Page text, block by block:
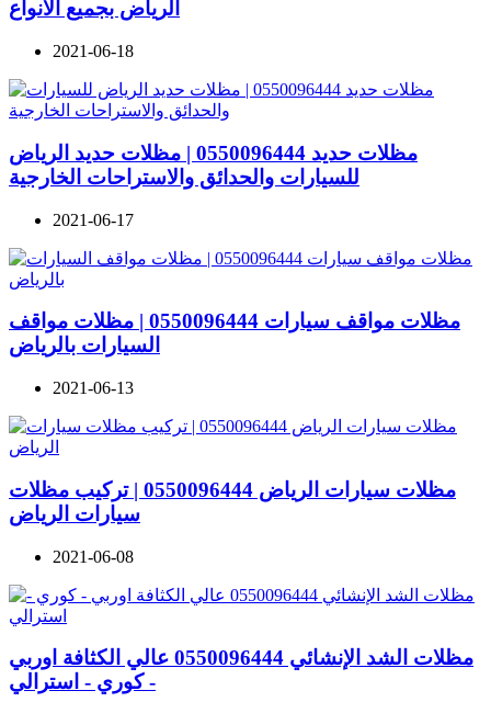
الرياض بجميع الانواع
2021-06-18
مظلات حديد 0550096444 | مظلات حديد الرياض
للسيارات والحدائق والاستراحات الخارجية
2021-06-17
مظلات مواقف سيارات 0550096444 | مظلات مواقف
السيارات بالرياض
2021-06-13
مظلات سيارات الرياض 0550096444 | تركيب مظلات
سيارات الرياض
2021-06-08
مظلات الشد الإنشائي 0550096444 عالي الكثافة اوربي
- كوري - استرالي